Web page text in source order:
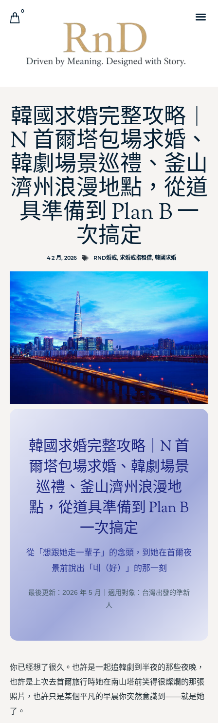
0
韓國求婚完整攻略｜
N 首爾塔包場求婚、
韓劇場景巡禮、釜山
濟州浪漫地點，從道
具準備到 Plan B 一
次搞定
4 2 月, 2026 RND婚戒, 求婚戒指租借, 韓國求婚
韓國求婚完整攻略｜N 首
爾塔包場求婚、韓劇場景
巡禮、釜山濟州浪漫地
點，從道具準備到 Plan B
一次搞定
從「想跟她走一輩子」的念頭，到她在首爾夜
景前說出「네（好）」的那一刻
最後更新：2026 年 5 月｜適用對象：台灣出發的準新
人
你已經想了很久。也許是一起追韓劇到半夜的那些夜晚，
也許是上次去首爾旅行時她在南山塔前笑得很燦爛的那張
照片，也許只是某個平凡的早晨你突然意識到——就是她
了。